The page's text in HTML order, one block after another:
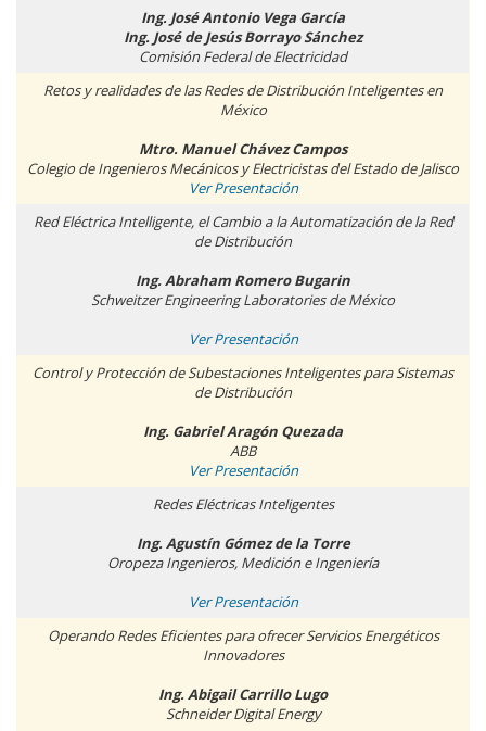
Ing. José Antonio Vega García
Ing. José de Jesús Borrayo Sánchez
Comisión Federal de Electricidad
Retos y realidades de las Redes de Distribución Inteligentes en
México
Mtro. Manuel Chávez Campos
Colegio de Ingenieros Mecánicos y Electricistas del Estado de Jalisco
Ver Presentación
Red Eléctrica Intelligente, el Cambio a la Automatización de la Red
de Distribución
Ing. Abraham Romero Bugarin
Schweitzer Engineering Laboratories de México
Ver Presentación
Control y Protección de Subestaciones Inteligentes para Sistemas
de Distribución
Ing. Gabriel Aragón Quezada
ABB
Ver Presentación
Redes Eléctricas Inteligentes
Ing. Agustín Gómez de la Torre
Oropeza Ingenieros, Medición e Ingeniería
Ver Presentación
Operando Redes Eficientes para ofrecer Servicios Energéticos
Innovadores
Ing. Abigail Carrillo Lugo
Schneider Digital Energy